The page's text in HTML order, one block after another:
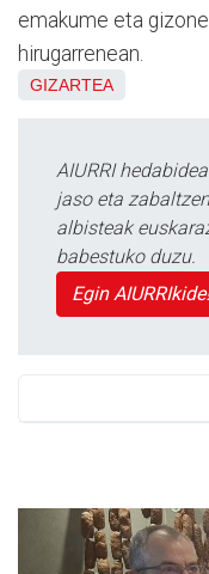
emakume eta
hirugarrenean.
GIZARTEA
AIURRI
jaso eta
albisteak
babestuko duzu.
Egin AIURRIkide!